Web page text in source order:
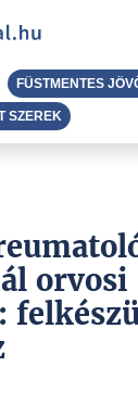
orvosi
FÜSTMENTES
SZEREK